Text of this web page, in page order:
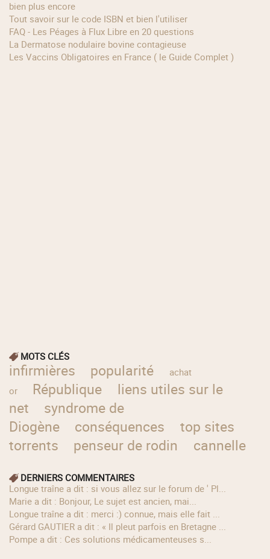
bien plus encore
Tout savoir sur le code ISBN et bien l'utiliser
FAQ - Les Péages à Flux Libre en 20 questions
La Dermatose nodulaire bovine contagieuse
Les Vaccins Obligatoires en France ( le Guide Complet )
MOTS CLÉS
infirmières popularité
achat
or
République
liens utiles sur le
net
syndrome de
Diogène
conséquences
top sites
torrents
penseur de rodin cannelle
DERNIERS COMMENTAIRES
longue traîne a dit : si vous allez sur le forum de ' Pl...
Marie a dit : Bonjour, Le sujet est ancien, mai...
longue traîne a dit : merci :) connue, mais elle fait ...
Gérard GAUTIER a dit : « Il pleut parfois en Bretagne ...
Pompe a dit : Ces solutions médicamenteuses s...